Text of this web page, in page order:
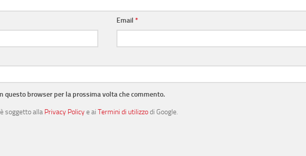
Email*
questo browser per la prossima volta che commento.
soggetto alla Privacy Policye ai Termini di utilizzodi Google.